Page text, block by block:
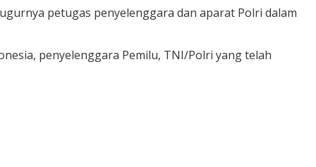
petugas penyelenggara dan aparat Polri dalam
penyelenggara Pemilu, TNI/Polri yang telah